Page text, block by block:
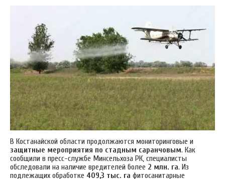
В Костанайской области продолжаются мониторинговые и
защитные мероприятия по стадным саранчовым. Как
сообщили в пресс-службе Минсельхоза РК, специалисты
обследовали на наличие вредителей более 2 млн. га. Из
подлежащих обработке 409,3 тыс. га фитосанитарные